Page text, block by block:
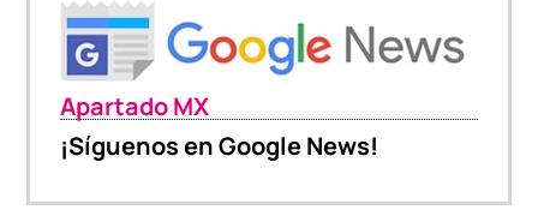
Apartado MX
¡Síguenos en Google News!